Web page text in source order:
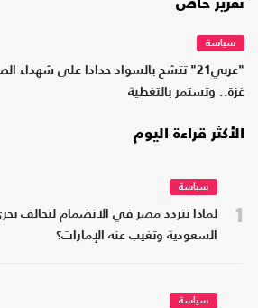
تقرير خاص
سياسة
"عربي21" تتشح بالسواد حدادا على شهداء
غزة.. وتستمر بالتغطية
الأكثر قراءة اليوم
1
سياسة
لماذا تتردد مصر في الانضمام لتحالف
السعودية وتغيب عنه الإمارات؟
سياسة